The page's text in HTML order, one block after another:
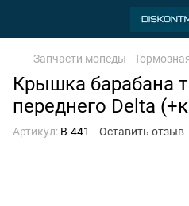
Запчасти мопеды
Крышка барабана
переднего Delta
Артикул: B-441 Оставить отзыв